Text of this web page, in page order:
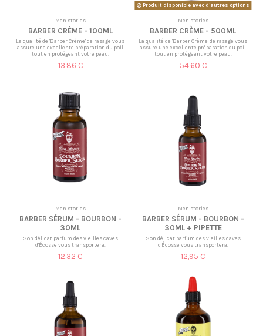
Men stories
BARBER CRÈME - 100ML
La qualité de 'Barber Crème' de rasage vous
assure une excellente préparation du poil
tout en protégeant votre peau.
13,86 €
Produit disponible avec d'autres options
Men stories
BARBER CRÈME - 500ML
La qualité de 'Barber Crème' de rasage vous
assure une excellente préparation du poil
tout en protégeant votre peau.
54,60 €
Men stories
BARBER SÉRUM - BOURBON -
30ML
Son délicat parfum des vieilles caves
d'Écosse vous transportera.
12,32 €
Men stories
BARBER SÉRUM - BOURBON -
30ML + PIPETTE
Son délicat parfum des vieilles caves
d'Écosse vous transportera.
12,95 €